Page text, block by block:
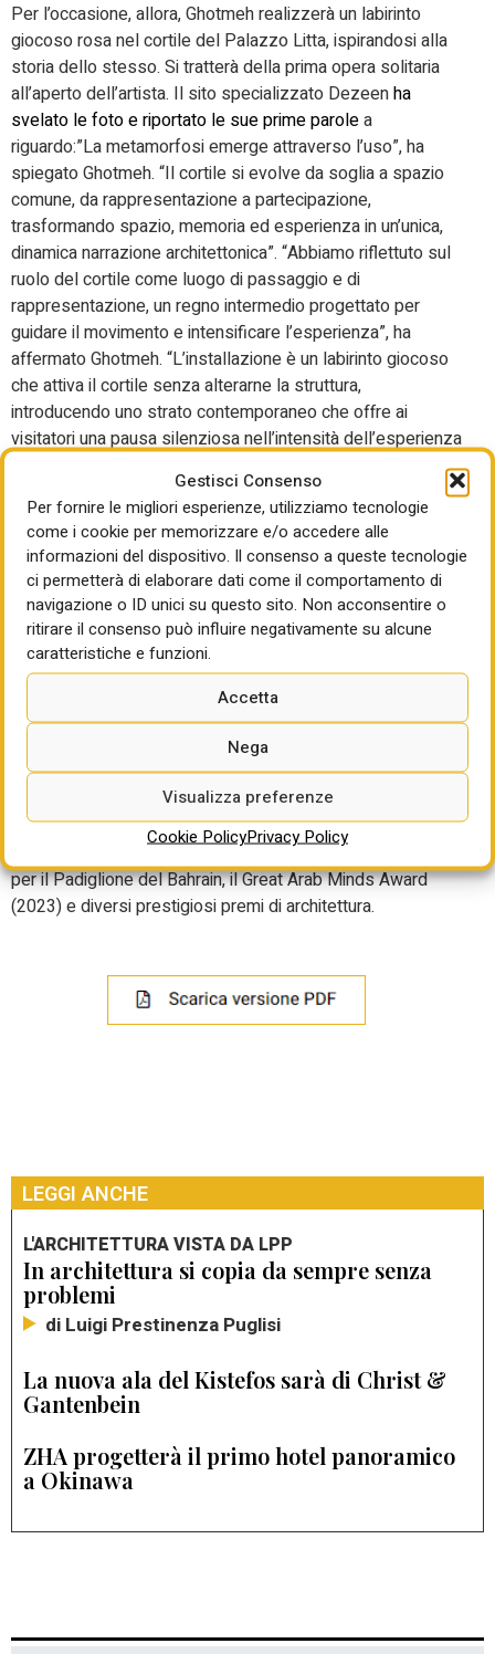
Gestisci Consenso
Per fornire le migliori esperienze, utilizziamo tecnologie
come i cookie per memorizzare e/o accedere alle
informazioni del dispositivo. Il consenso a queste tecnologie
ci permetterà di elaborare dati come il comportamento di
navigazione o ID unici su questo sito. Non acconsentire o
ritirare il consenso può influire negativamente su alcune
caratteristiche e funzioni.
Accetta
Nega
Visualizza preferenze
Cookie PolicyPrivacy Policy
Per l’occasione, allora, Ghotmeh realizzerà un labirinto
giocoso rosa nel cortile del Palazzo Litta, ispirandosi alla
storia dello stesso. Si tratterà della prima opera solitaria
all’aperto dell’artista. Il sito specializzato Dezeenha
svelato le foto e riportato le sue prime parolea
riguardo:”La metamorfosi emerge attraverso l’uso”, ha
spiegato Ghotmeh. “Il cortile si evolve da soglia a spazio
comune, da rappresentazione a partecipazione,
trasformando spazio, memoria ed esperienza in un’unica,
dinamica narrazione architettonica”. “Abbiamo riflettuto sul
ruolo del cortile come luogo di passaggio e di
rappresentazione, un regno intermedio progettato per
guidare il movimento e intensificare l’esperienza”, ha
affermato Ghotmeh. “L’installazione è un labirinto giocoso
che attiva il cortile senza alterarne la struttura,
introducendo uno strato contemporaneo che offre ai
visitatori una pausa silenziosa nell’intensità dell’esperienza
Nata a Beirut negli anni ’80, Lina Ghotmeh ha sviluppato un
approccio architettonico che definisce “Archeologia del
Futuro”, intrecciando memoria, paesaggio e spazio,
profondamente influenzata dal contesto culturale e storico
della sua città natale. Formatasi presso l’American
University of Beirut e l’École Spéciale d’Architecture di
Parigi, dove in seguito ha insegnato, ha plasmato una
pratica che combina rigore, poesia e un forte senso del
luogo. Il suo background multiculturale la porta a
impegnarsi costantemente con le tematiche
contemporanee, portandola a tenere conferenze e
insegnare a livello internazionale. Ghotmeh ha ricevuto
importanti riconoscimenti a livello mondiale, tra cui
TIME100 Next 2025, il Gold Award all’Expo 2025 di Osaka
per il Padiglione del Bahrain, il Great Arab Minds Award
(2023) e diversi prestigiosi premi di architettura.
LEGGI ANCHE
L'ARCHITETTURA VISTA DA LPP
In architettura si copia da sempre senza
problemi
di Luigi Prestinenza Puglisi
La nuova ala del Kistefos sarà di Christ &
Gantenbein
ZHA progetterà il primo hotel panoramico
a Okinawa